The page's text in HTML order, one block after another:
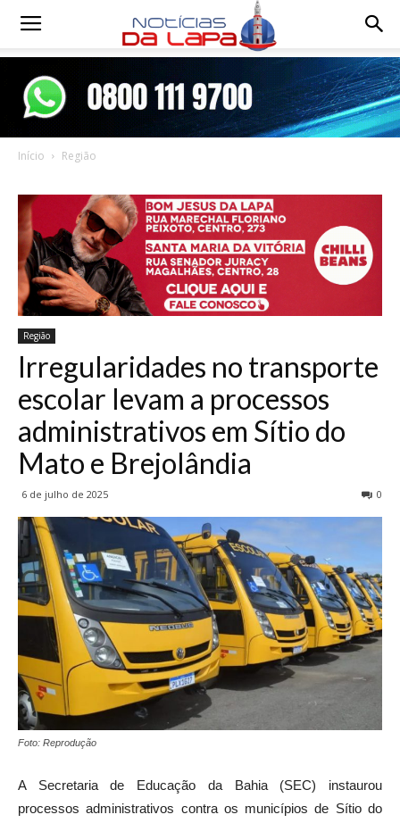
Notícias
Início Região
Região
Irregularidades no transporte
escolar levam a processos
administrativos em Sítio do
Mato e Brejolândia
6 de julho de 2025 0
Foto: Reprodução
A Secretaria de Educação da Bahia (SEC) instaurou
processos administrativos contra os municípios de Sítio do